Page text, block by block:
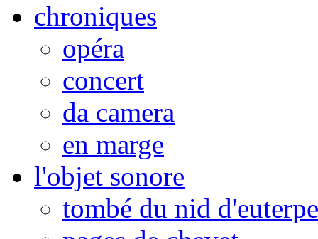
chroniques
opéra
concert
da camera
en marge
l'objet sonore
tombé du nid d'euterpe